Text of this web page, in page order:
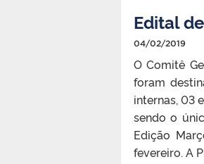
Edital
04/02/2019
O Comitê
foram
internas, 03
sendo o
Edição
fevereiro. A